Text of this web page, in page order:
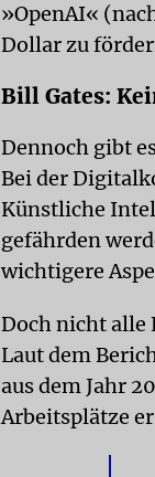
»OpenAI«
Dollar zu
Bill Gates:
Dennoch gibt
Bei der
Künstliche
gefährden
wichtigere
Doch nicht alle
Laut dem
aus dem Jahr
Arbeitsplätze